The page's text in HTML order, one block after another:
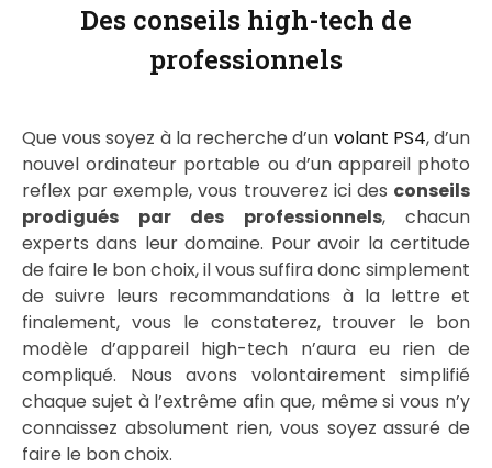
Des conseils high-tech de
professionnels
Que vous soyez à la recherche d’un volant PS4, d’un
nouvel ordinateur portable ou d’un appareil photo
reflex par exemple, vous trouverez ici des conseils
prodigués par des professionnels, chacun
experts dans leur domaine. Pour avoir la certitude
de faire le bon choix, il vous suffira donc simplement
de suivre leurs recommandations à la lettre et
finalement, vous le constaterez, trouver le bon
modèle d’appareil high-tech n’aura eu rien de
compliqué. Nous avons volontairement simplifié
chaque sujet à l’extrême afin que, même si vous n’y
connaissez absolument rien, vous soyez assuré de
faire le bon choix.